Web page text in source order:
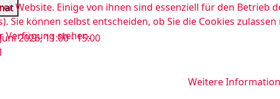
2026, 11:00 - 15:00
Website. Einige von ihnen sind essenziell für den
Sie können selbst entscheiden, ob Sie die Cookies
Verfügung stehen.
Weitere